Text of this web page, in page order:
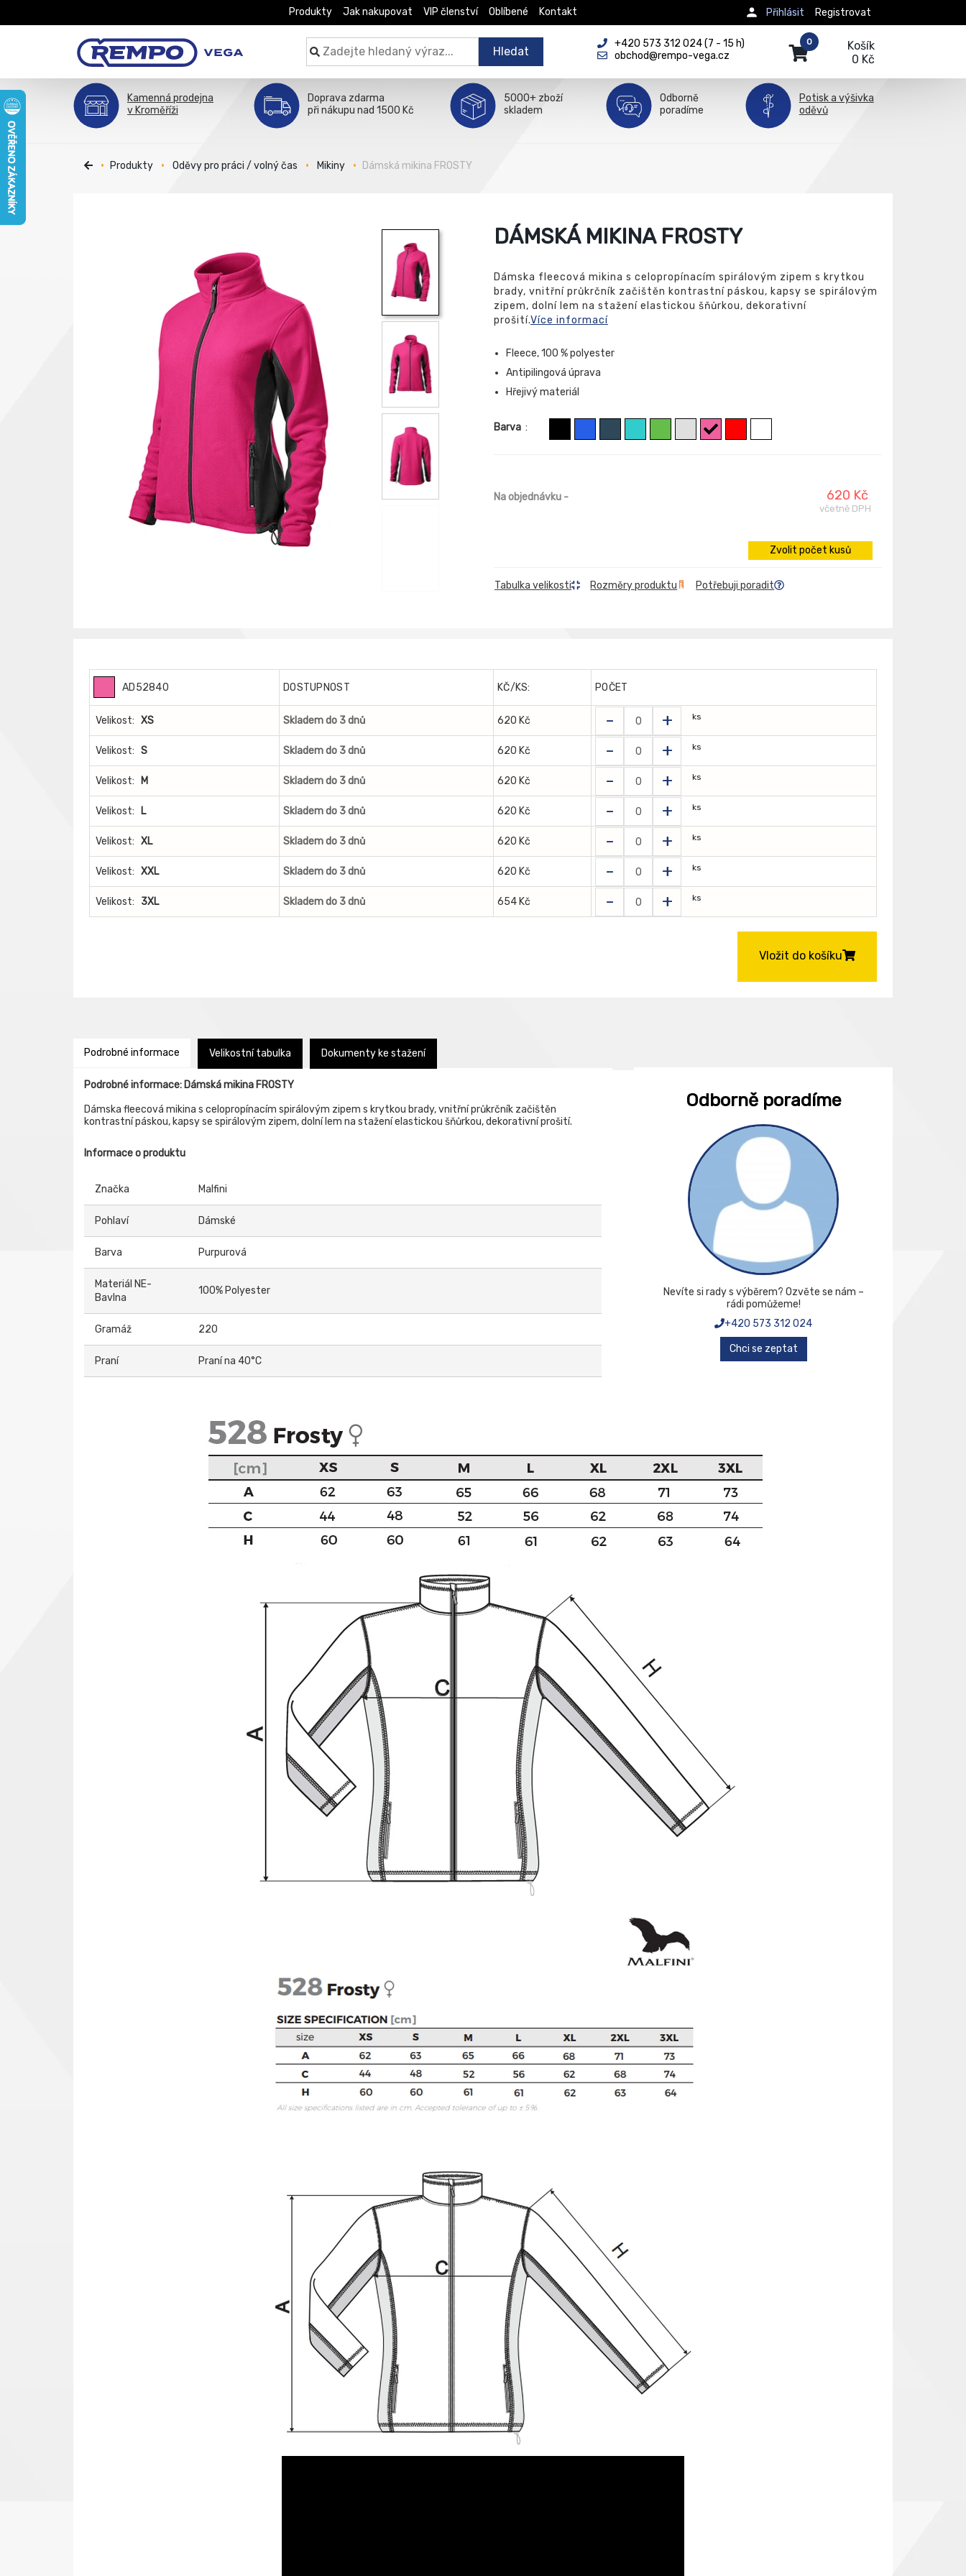
Produkty Jak nakupovat VIP členství Oblíbené Kontakt Registrovat
Přihlásit
Hledat
+420 573 312 024 (7 - 15 h)
obchod@rempo-vega.cz
Košík
0 Kč
0
Kamenná prodejna
v Kroměříži
Doprava zdarma
při nákupu nad 1500 Kč
5000+ zboží
skladem
Odborně
poradíme
Potisk a výšivka
oděvů
Produkty Oděvy pro práci / volný čas Mikiny Dámská mikina FROSTY
DÁMSKÁ MIKINA FROSTY
Dámska fleecová mikina s celopropínacím spirálovým zipem s krytkou
brady, vnitřní průkrčník začištěn kontrastní páskou, kapsy se spirálovým
zipem, dolní lem na stažení elastickou šňůrkou, dekorativní
prošití.Více informací
Fleece, 100 % polyester
Antipilingová úprava
Hřejivý materiál
Barva :
Na objednávku - 620 Kč
včetně DPH
Zvolit počet kusů
Tabulka velikosti Rozměry produktu Potřebuji poradit
AD52840 DOSTUPNOST KČ/KS: POČET
Velikost: XS Skladem do 3 dnů 620 Kč - + ks
Velikost: S Skladem do 3 dnů 620 Kč - + ks
Velikost: M Skladem do 3 dnů 620 Kč - + ks
Velikost: L Skladem do 3 dnů 620 Kč - + ks
Velikost: XL Skladem do 3 dnů 620 Kč - + ks
Velikost: XXL Skladem do 3 dnů 620 Kč - + ks
Velikost: 3XL Skladem do 3 dnů 654 Kč - + ks
Vložit do košíku
Podrobné informace Velikostní tabulka Dokumenty ke stažení
Podrobné informace: Dámská mikina FROSTY
Dámska fleecová mikina s celopropínacím spirálovým zipem s krytkou brady, vnitřní průkrčník začištěn
kontrastní páskou, kapsy se spirálovým zipem, dolní lem na stažení elastickou šňůrkou, dekorativní prošití.
Informace o produktu
Značka Malfini
Pohlaví Dámské
Barva Purpurová
Materiál NE-
Bavlna
100% Polyester
Gramáž 220
Praní Praní na 40°C
Odborně poradíme
Nevíte si rady s výběrem? Ozvěte se nám –
rádi pomůžeme!
+420 573 312 024
Chci se zeptat